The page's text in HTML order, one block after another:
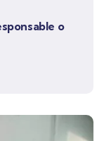
o